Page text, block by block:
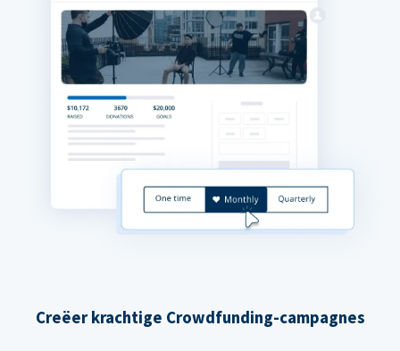
Creëer krachtige Crowdfunding-campagnes